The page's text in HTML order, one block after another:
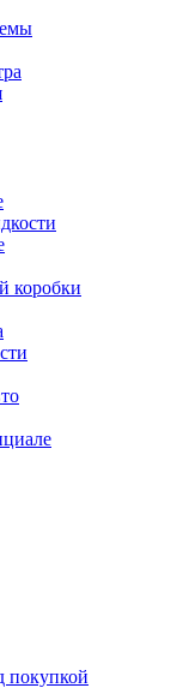
коробки
покупкой